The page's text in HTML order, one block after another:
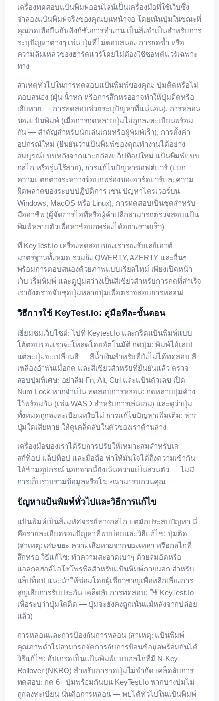
เครื่องทดสอบแป้นพิมพ์ออนไลน์เป็นเครื่องมือที่ใช้เว็บซึ่ง
จำลองแป้นพิมพ์จริงของคุณบนหน้าจอ โดยเน้นปุ่มในขณะที่
คุณกดเพื่อยืนยันฟังก์ชันการทำงาน เป็นสิ่งจำเป็นสำหรับการ
ระบุปัญหาต่างๆ เช่น ปุ่มที่ไม่ตอบสนอง การกดซ้ำ หรือ
ความล้มเหลวของฮาร์ดแวร์โดยไม่ต้องใช้ซอฟต์แวร์เฉพาะ
ทาง
สาเหตุทั่วไปในการทดสอบแป้นพิมพ์ของคุณ: ปุ่มติดหรือไม่
ตอบสนอง (ฝุ่น น้ำหก หรือการสึกหรออาจทำให้ปุ่มติดหรือ
เสียหาย — การทดสอบช่วยระบุปัญหาที่แน่นอน), การหลอน
ของแป้นพิมพ์ (เมื่อการกดหลายปุ่มไม่ถูกลงทะเบียนพร้อม
กัน — สำคัญสำหรับนักเล่นเกมหรือผู้พิมพ์เร็ว), การตั้งค่า
อุปกรณ์ใหม่ (ยืนยันว่าแป้นพิมพ์ของคุณทำงานได้อย่าง
สมบูรณ์แบบหลังจากแกะกล่องแล็ปท็อปใหม่ แป้นพิมพ์แบบ
กลไก หรือรุ่นไร้สาย), การแก้ไขปัญหาซอฟต์แวร์ (แยก
ความแตกต่างระหว่างข้อบกพร่องของฮาร์ดแวร์และความ
ผิดพลาดของระบบปฏิบัติการ เช่น ปัญหาไดรเวอร์บน
Windows, MacOS หรือ Linux), การทดสอบเป็นชุดสำหรับ
มืออาชีพ (ผู้จัดการไอทีหรือผู้ค้าปลีกสามารถตรวจสอบแป้น
พิมพ์หลายตัวเพื่อหาข้อบกพร่องได้อย่างรวดเร็ว)
ที่ KeyTest.io เครื่องทดสอบของเรารองรับเลย์เอาต์
มาตรฐานทั้งหมด รวมถึง QWERTY, AZERTY และอื่นๆ
พร้อมการตอบสนองด้วยภาพแบบเรียลไทม์ เพียงเปิดหน้า
เว็บ เริ่มพิมพ์ และดูปุ่มสว่างเป็นสีเขียวสำหรับการกดที่สำเร็จ
เรายังตรวจจับชุดปุ่มหลายปุ่มเพื่อตรวจสอบการหลอน!
วิธีการใช้ KeyTest.io: คู่มือทีละขั้นตอน
เยี่ยมชมเว็บไซต์: ไปที่ Keytest.io และกริดแป้นพิมพ์แบบ
โต้ตอบของเราจะโหลดโดยอัตโนมัติ กดปุ่ม: พิมพ์ได้เลย!
แต่ละปุ่มจะเปลี่ยนสี — สีน้ำเงินสำหรับที่ยังไม่ได้ทดสอบ สี
เหลืองอำพันเมื่อกด และสีเขียวสำหรับที่ยืนยันแล้ว ตรวจ
สอบปุ่มพิเศษ: อย่าลืม Fn, Alt, Ctrl และแป้นตัวเลข เปิด
Num Lock หากจำเป็น ทดสอบการหลอน: กดหลายปุ่มค้าง
ไว้พร้อมกัน (เช่น WASD สำหรับการเล่นเกม) และดูว่าปุ่ม
ทั้งหมดถูกลงทะเบียนหรือไม่ การแก้ไขปัญหาเพิ่มเติม: หาก
ปุ่มใดเสียหาย ให้ดูเคล็ดลับในตัวของเราด้านล่าง
เครื่องมือของเราได้รับการปรับให้เหมาะสมสำหรับเด
สก์ท็อป แล็ปท็อป และมือถือ ทำให้มั่นใจได้ถึงความเข้ากัน
ได้ข้ามอุปกรณ์ นอกจากนี้ยังเน้นความเป็นส่วนตัว — ไม่มี
การเก็บรวบรวมข้อมูลหรือโฆษณามารบกวนคุณ
ปัญหาแป้นพิมพ์ทั่วไปและวิธีการแก้ไข
แป้นพิมพ์เป็นสิ่งมหัศจรรย์ทางกลไก แต่มักประสบปัญหา นี่
คือรายละเอียดของปัญหาที่พบบ่อยและวิธีแก้ไข: ปุ่มติด
(สาเหตุ: เศษขยะ ความเสียหายจากของเหลว หรือกลไกที่
สึกหรอ วิธีแก้ไข: ทำความสะอาดเบาๆ ด้วยลมอัดหรือ
แอลกอฮอล์ไอโซโพรพิลสำหรับแป้นพิมพ์ภายนอก สำหรับ
แล็ปท็อป แนะนำให้ซ่อมโดยผู้เชี่ยวชาญเพื่อหลีกเลี่ยงการ
สูญเสียการรับประกัน เคล็ดลับการทดสอบ: ใช้ KeyTest.io
เพื่อระบุว่าปุ่มใดติด — ปุ่มจะยังคงถูกเน้นแม้หลังจากปล่อย
แล้ว)
การหลอนและการป้องกันการหลอน (สาเหตุ: แป้นพิมพ์
คุณภาพต่ำไม่สามารถจัดการกับการป้อนข้อมูลพร้อมกันได้
วิธีแก้ไข: อัปเกรดเป็นแป้นพิมพ์แบบกลไกที่มี N-Key
Rollover (NKRO) สำหรับการกดปุ่มไม่จำกัด เคล็ดลับการ
ทดสอบ: กด 6+ ปุ่มพร้อมกันบน KeyTest.io หากบางปุ่มไม่
ถูกลงทะเบียน นั่นคือการหลอน — พบได้ทั่วไปในแป้นพิมพ์